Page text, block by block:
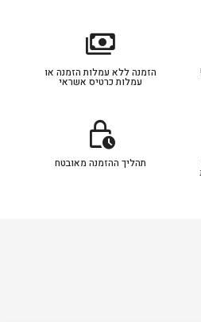
payments
הזמנה ללא עמלות הזמנה או
עמלות כרטיס אשראי
lock_clock
תהליך ההזמנה מאובטח